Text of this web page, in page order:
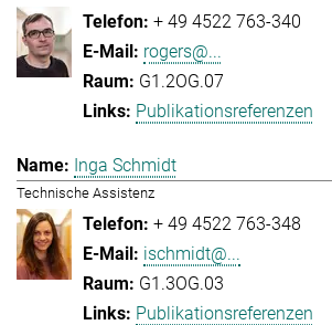
+ 49 4522 763-340
rogers@...
G1.2OG.07
Publikationsreferenzen
Inga Schmidt
Technische Assistenz
+ 49 4522 763-348
ischmidt@...
G1.3OG.03
Publikationsreferenzen